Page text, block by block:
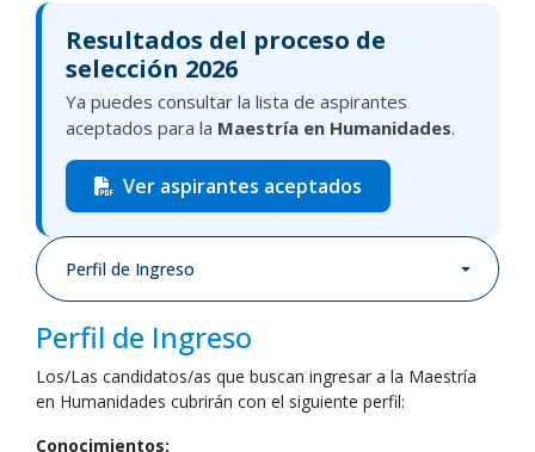
Resultados del proceso de
selección 2026
Ya puedes consultar la lista de aspirantes
aceptados para la Maestría en Humanidades.
Ver aspirantes aceptados
Perfil de Ingreso
Perfil de Ingreso
Los/Las candidatos/as que buscan ingresar a la Maestría
en Humanidades cubrirán con el siguiente perfil:
Conocimientos: